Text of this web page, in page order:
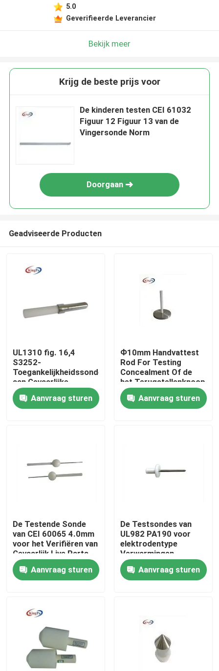
Huis
Fabrieksreis
Contacteer ons
Verzoek om een Citaat
Medisch het Testen Materiaal
De Testmateriaal van de toegangsbescherming
5.0
Geverifieerde Leverancier
Bekijk meer
Krijg de beste prijs voor
De kinderen testen CEI 61032
Figuur 12 Figuur 13 van de
Vingersonde Norm
Doorgaan
Geadviseerde Producten
UL1310 fig. 16,4
S3252-
Toegankelijkheidssonde
aan Gevaarlijke
Bewegende Delen
Aanvraag sturen
Ф10mm Handvattest
Rod For Testing
Concealment Of de
het Terugstellenknoop
Aanvraag sturen
De Testende Sonde
van CEI 60065 4.0mm
voor het Verifiëren van
Gevaarlijk Live Parts
Aanvraag sturen
De Testsondes van
UL982 PA190 voor
elektrodentype
Verwarmingen
Aanvraag sturen